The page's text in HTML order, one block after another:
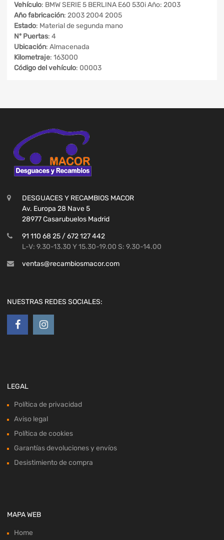
Vehículo: BMW SERIE 5 BERLINA E60 530i Año: 2003
Año fabricación: 2003 2004 2005
Estado: Material de segunda mano
Nº Puertas: 4
Ubicación: Almacenada
Kilometraje: 163000
Código del vehículo: 00003
DESGUACES Y RECAMBIOS MACOR
Av. Europa 28 Nave 5
28977 Casarubuelos Madrid
91 110 68 25 / 672 127 442
L-V: 9.30-13.30 Y 15.30-19.00 S: 9.30-14.00
ventas@recambiosmacor.com
NUESTRAS REDES SOCIALES:
LEGAL
Política de privacidad
Aviso legal
Política de cookies
Garantías devoluciones y envíos
Desistimiento de compra
MAPA WEB
Home